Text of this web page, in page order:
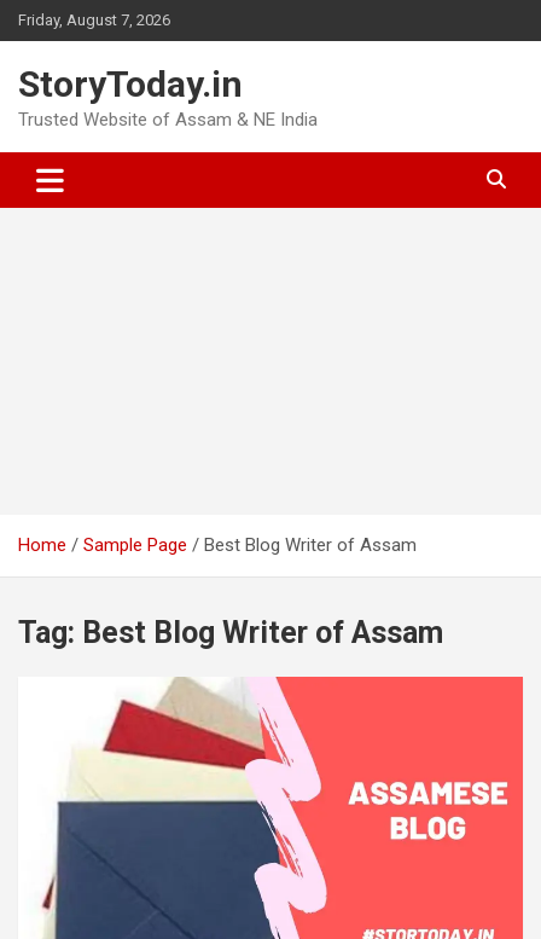
Skip
to
Friday, August 7, 2026
StoryToday.in
Trusted Website of Assam & NE India
Home Sample Page Best Blog Writer of Assam
Tag: Best Blog Writer of Assam